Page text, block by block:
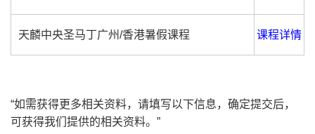
天麟中央圣马丁广州/香港暑假课程 课程详情
“如需获得更多相关资料，请填写以下信息，确定提交后，
可获得我们提供的相关资料。”